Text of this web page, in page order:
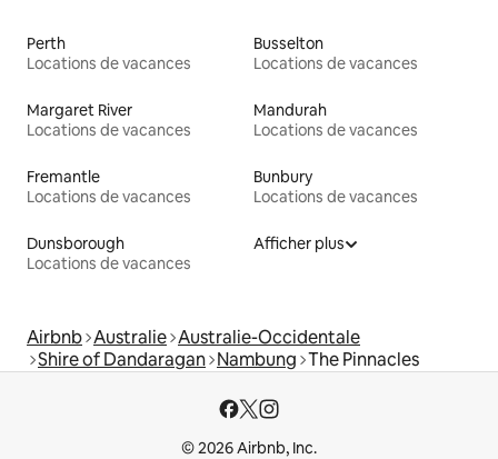
Perth
Locations de vacances
Busselton
Locations de vacances
Margaret River
Locations de vacances
Mandurah
Locations de vacances
Fremantle
Locations de vacances
Bunbury
Locations de vacances
Dunsborough
Locations de vacances
Afficher plus
Airbnb Australie Australie-Occidentale
Shire of Dandaragan Nambung The Pinnacles
© 2026 Airbnb, Inc.